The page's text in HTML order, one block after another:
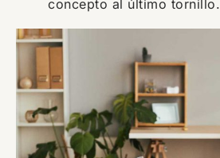
concepto al último tornillo.